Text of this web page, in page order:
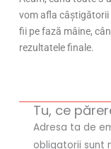
vom afla câștigătorii
fii pe fază mâine,
rezultatele finale.
Tu, ce
Adresa ta de
obligatorii sunt